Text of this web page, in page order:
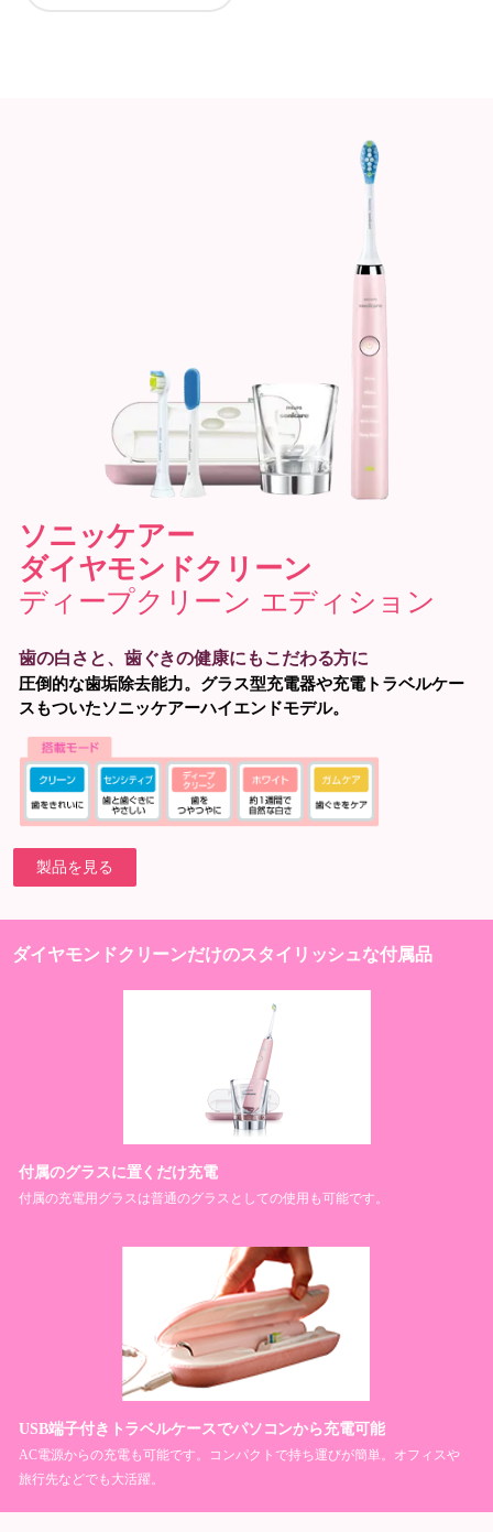
ソニッケアー
ダイヤモンドクリーン
ディープクリーン エディション
歯の白さと、歯ぐきの健康にもこだわる方に
圧倒的な歯垢除去能力。グラス型充電器や充電トラベルケー
スもついたソニッケアーハイエンドモデル。
製品を見る
ダイヤモンドクリーンだけのスタイリッシュな付属品
付属のグラスに置くだけ充電
付属の充電用グラスは普通のグラスとしての使用も可能です。
USB端子付きトラベルケースでパソコンから充電可能
AC電源からの充電も可能です。コンパクトで持ち運びが簡単。オフィスや
旅行先などでも大活躍。